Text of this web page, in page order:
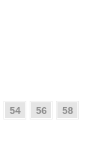
54 56
58